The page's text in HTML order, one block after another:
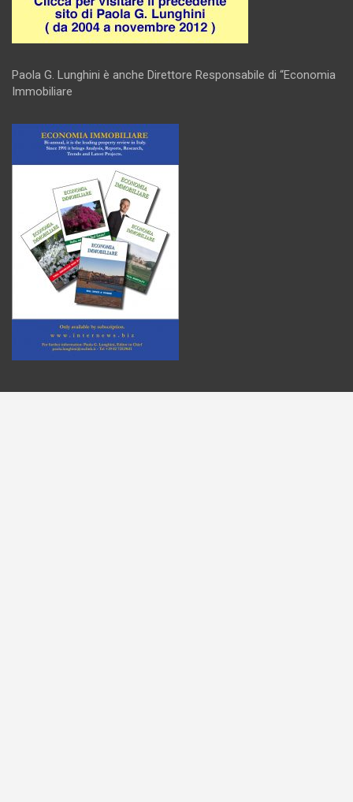
Paola G. Lunghini è anche Direttore Responsabile di “Economia
Immobiliare